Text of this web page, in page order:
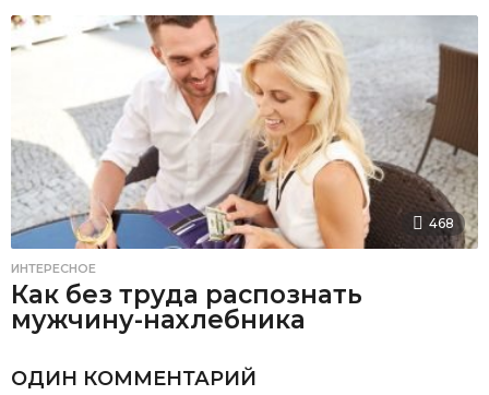
468
ИНТЕРЕСНОЕ
Как без труда распознать
мужчину-нахлебника
ОДИН КОММЕНТАРИЙ